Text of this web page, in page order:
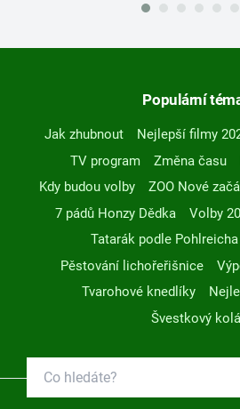
Populární
Jak zhubnout Nejlepší filmy
TV program
Změna času
Kdy budou volby
ZOO Nové
7 pádů Honzy Dědka
Volby
Tatarák podle Pohlreicha
Pěstování lichořeřišnice
Tvarohové knedlíky
Švestkový